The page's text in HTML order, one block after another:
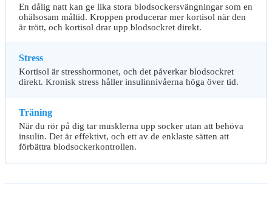
En dålig natt kan ge lika stora blodsockersvängningar som en
ohälsosam måltid. Kroppen producerar mer kortisol när den
är trött, och kortisol drar upp blodsockret direkt.
Stress
Kortisol är stresshormonet, och det påverkar blodsockret
direkt. Kronisk stress håller insulinnivåerna höga över tid.
Träning
När du rör på dig tar musklerna upp socker utan att behöva
insulin. Det är effektivt, och ett av de enklaste sätten att
förbättra blodsockerkontrollen.